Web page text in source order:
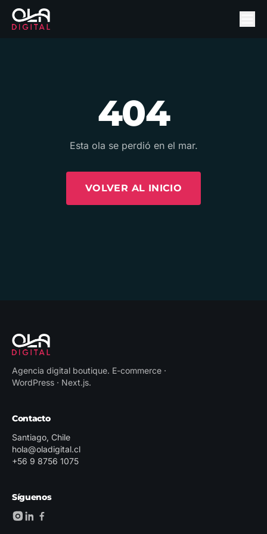
404
Esta ola se perdió en el mar.
VOLVER AL INICIO
Agencia digital boutique. E-commerce ·
WordPress · Next.js.
Contacto
Santiago, Chile
hola@oladigital.cl
+56 9 8756 1075
Síguenos